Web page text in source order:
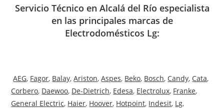
Servicio Técnico en Alcalá del Río especialista
en las principales marcas de
Electrodomésticos Lg:
AEG, Fagor, Balay,Ariston,Aspes, Beko, Bosch, Candy, Cata,
Corbero, Daewoo, De-Dietrich, Edesa, Electrolux, Franke,
General Electric, Haier, Hoover, Hotpoint, Indesit, Lg,